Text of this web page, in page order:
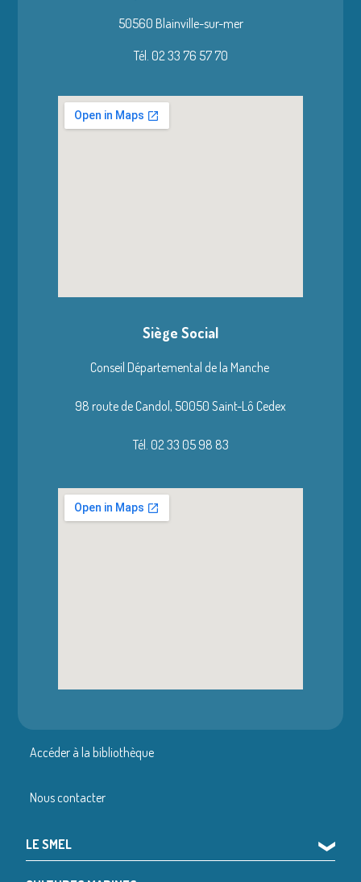
50560 Blainville-sur-mer
Tél. 02 33 76 57 70
Siège Social
Conseil Départemental de la Manche
98 route de Candol, 50050 Saint-Lô Cedex
Tél. 02 33 05 98 83
Accéder à la bibliothèque
Nous contacter
LE SMEL ❯